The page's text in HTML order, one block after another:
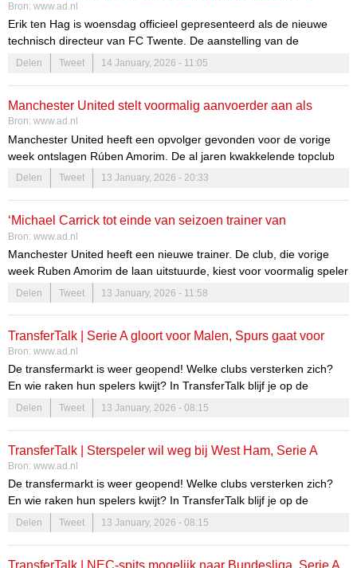
Twente bij interesse Oranje: ‘Ik praat niet over als...’
Bron: www.ad.nl
Erik ten Hag is woensdag officieel gepresenteerd als de nieuwe
technisch directeur van FC Twente. De aanstelling van de
voormalig trainer van onder meer Ajax en Manchester United is
verrassend. „Ik ben blij en verheugd om terug te zijn.”
Delen Tweet 14 January, 2026 - 11:05
Manchester United stelt voormalig aanvoerder aan als
trainer: ‘Weet wat nodig is om hier succesvol te zijn’
Bron: www.ad.nl
Manchester United heeft een opvolger gevonden voor de vorige
week ontslagen Rúben Amorim. De al jaren kwakkelende topclub
stelt Michael Carrick aan als trainer voor de rest van het seizoen.
De 44-jarige oud-voetballer vervangt Darren Fletcher, die tijdelijk de
Delen Tweet 13 January, 2026 - 20:33
‘Michael Carrick tot einde van seizoen trainer van
Manchester United’
Bron: www.ad.nl
Manchester United heeft een nieuwe trainer. De club, die vorige
week Ruben Amorim de laan uitstuurde, kiest voor voormalig speler
Michael Carrick als interim-manager tot het einde van het seizoen.
Dat melden meerdere Engelse media.
Delen Tweet 13 January, 2026 - 11:58
TransferTalk | Serie A gloort voor Malen, Spurs gaat voor
speler van Atlético en ManUnited bereikt akkoord met
Bron: www.ad.nl
De transfermarkt is weer geopend! Welke clubs versterken zich?
En wie raken hun spelers kwijt? In TransferTalk blijf je op de
hoogte!
Delen Tweet 13 January, 2026 - 08:15
TransferTalk | Sterspeler wil weg bij West Ham, Serie A
gloort voor Malen en ManUnited bereikt akkoord met nieuwe
coach
Bron: www.ad.nl
De transfermarkt is weer geopend! Welke clubs versterken zich?
En wie raken hun spelers kwijt? In TransferTalk blijf je op de
hoogte!
Delen Tweet 13 January, 2026 - 08:15
TransferTalk | NEC-spits mogelijk naar Bundesliga, Serie A